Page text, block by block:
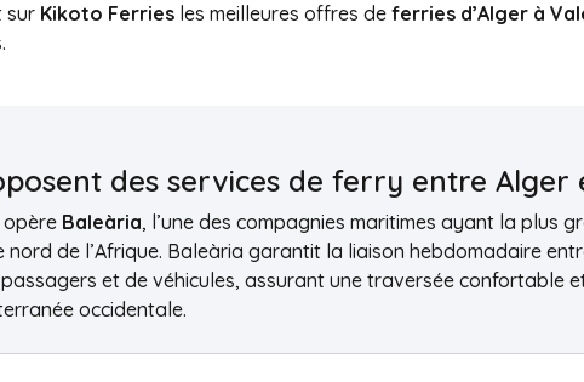
sur Kikoto Ferries les meilleures offres de ferries d’Alger à
des services de ferry entre Alger
opère Baleària, l’une des compagnies maritimes ayant la plus
nord de l’Afrique. Baleària garantit la liaison hebdomadaire
et de véhicules, assurant une traversée confortable
occidentale.